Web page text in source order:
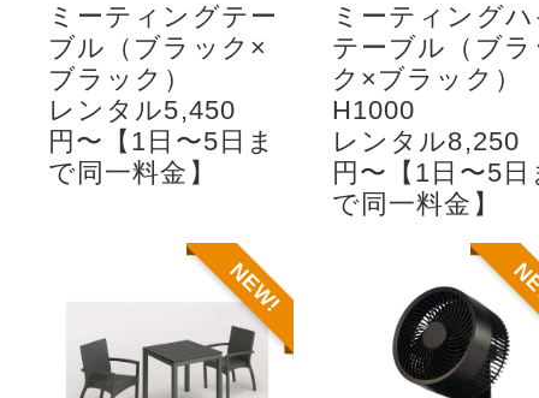
ミーティングテー
ブル（ブラック×
ブラック）
レンタル5,450
円〜【1日〜5日ま
で同一料金】
ミーティング
テーブル（ブラ
ク×ブラック）
H1000
レンタル8,250
円〜【1日〜5日
で同一料金】
NEW!